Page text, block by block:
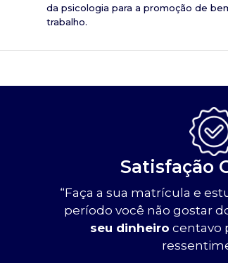
da psicologia para a promoção de
trabalho.
Satisfação
“Faça a sua matrícula e
período você não gostar
seu dinheiro centavo